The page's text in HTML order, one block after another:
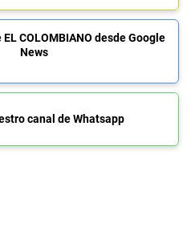
COLOMBIANO desde Google
News
canal de Whatsapp